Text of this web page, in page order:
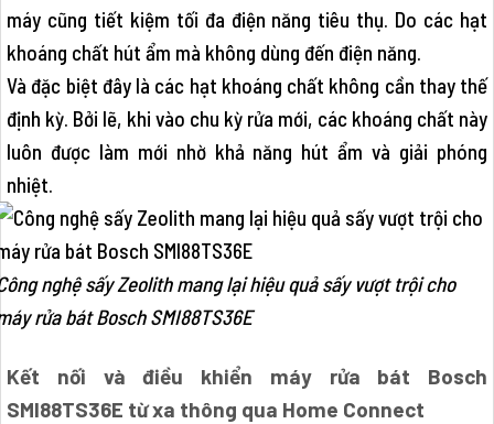
máy cũng tiết kiệm tối đa điện năng tiêu thụ. Do các hạt
khoáng chất hút ẩm mà không dùng đến điện năng.
Và đặc biệt đây là các hạt khoáng chất không cần thay thế
định kỳ. Bởi lẽ, khi vào chu kỳ rửa mới, các khoáng chất này
luôn được làm mới nhờ khả năng hút ẩm và giải phóng
nhiệt.
nghệ sấy Zeolith mang lại hiệu quả sấy vượt trội cho
rửa bát Bosch SMI88TS36E
Kết nối và điều khiển máy rửa bát Bosch
SMI88TS36E từ xa thông qua Home Connect